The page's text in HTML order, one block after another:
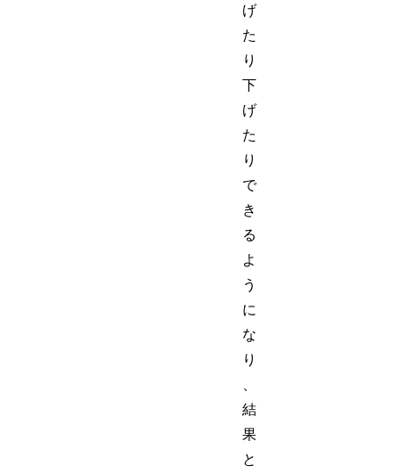
げ
た
り
下
げ
た
り
で
き
る
よ
う
に
な
り
、
結
果
と